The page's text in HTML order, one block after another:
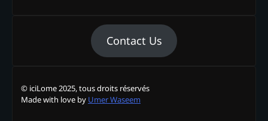
Contact Us
© iciLome 2025, tous droits réservés
Made with love by Umer Waseem